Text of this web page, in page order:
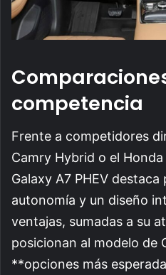
competencia
Frente a competidores
Camry Hybrid o el
Galaxy A7 PHEV
autonomía y un diseño
ventajas, sumadas a su
posicionan al modelo de
**opciones más